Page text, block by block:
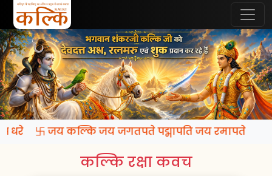
धरे 卐 जय कल्कि जय जगतपते पद्मापति जय रमापते
कल्कि रक्षा कवच